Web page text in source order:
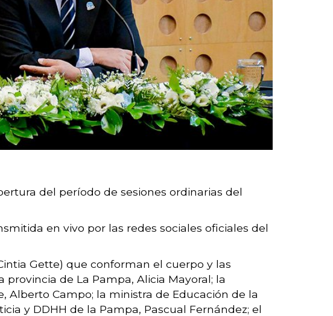
del período de sesiones ordinarias del
en vivo por las redes sociales oficiales del
Gette) que conforman el cuerpo y las
de La Pampa, Alicia Mayoral; la
Alberto Campo; la ministra de Educación de la
y DDHH de la Pampa, Pascual Fernández; el